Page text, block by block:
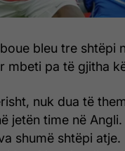
bleu tre shtëpi
mbeti pa të gjitha
nuk dua të
jetën time në
shumë shtëpi atje.